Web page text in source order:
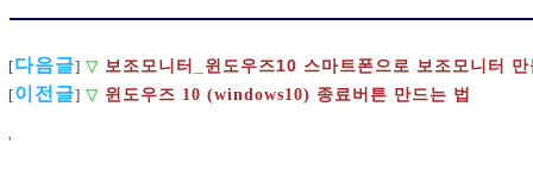
[다음글] ▽ 보조모니터_윈도우즈10 스마트폰으로 보조모니터 만
[이전글] ▽ 윈도우즈 10 (windows10) 종료버튼 만드는 법
'